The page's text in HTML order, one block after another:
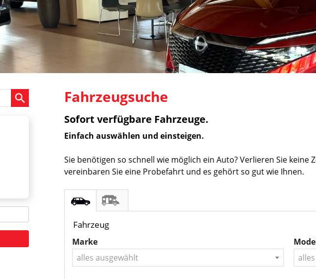
Fahrzeugsuche
Sofort verfügbare Fahrzeuge.
Einfach auswählen und einsteigen.
Sie benötigen so schnell wie möglich ein Auto? Verlieren Sie keine
vereinbaren Sie eine Probefahrt und es gehört so gut wie Ihnen.
Fahrzeug
Marke
alles ausgewählt